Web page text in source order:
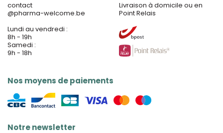
contact
@pharma-welcome.be
Lundi au vendredi :
8h - 19h
Samedi :
9h - 18h
Nos moyens de paiements
Livraison à domicile ou en
Point Relais
Notre newsletter